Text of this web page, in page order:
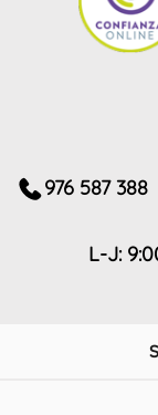
976 587 388
L-J: